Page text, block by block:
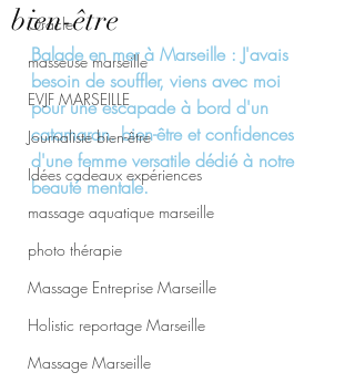
Oracle
masseuse marseille
EVJF MARSEILLE
Journaliste bien-être
Idées cadeaux expériences
massage aquatique marseille
photo thérapie
Massage Entreprise Marseille
Holistic reportage Marseille
Massage Marseille
bien-être
Balade en mer à Marseille : J'avais
besoin de souffler, viens avec moi
pour une escapade à bord d'un
catamaran. bien-être et confidences
d'une femme versatile dédié à notre
beauté mentale.